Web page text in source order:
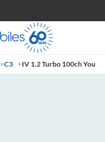
>C3 >IV 1.2 Turbo 100ch You